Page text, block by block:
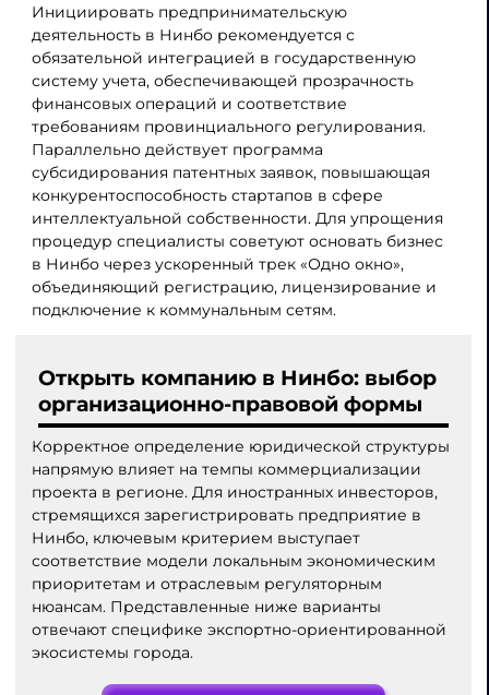
Инициировать предпринимательскую
деятельность в Нинбо рекомендуется с
обязательной интеграцией в государственную
систему учета, обеспечивающей прозрачность
финансовых операций и соответствие
требованиям провинциального регулирования.
Параллельно действует программа
субсидирования патентных заявок, повышающая
конкурентоспособность стартапов в сфере
интеллектуальной собственности. Для упрощения
процедур специалисты советуют основать бизнес
в Нинбо через ускоренный трек «Одно окно»,
объединяющий регистрацию, лицензирование и
подключение к коммунальным сетям.
Открыть компанию в Нинбо: выбор
организационно-правовой формы
Корректное определение юридической структуры
напрямую влияет на темпы коммерциализации
проекта в регионе. Для иностранных инвесторов,
стремящихся зарегистрировать предприятие в
Нинбо, ключевым критерием выступает
соответствие модели локальным экономическим
приоритетам и отраслевым регуляторным
нюансам. Представленные ниже варианты
отвечают специфике экспортно-ориентированной
экосистемы города.